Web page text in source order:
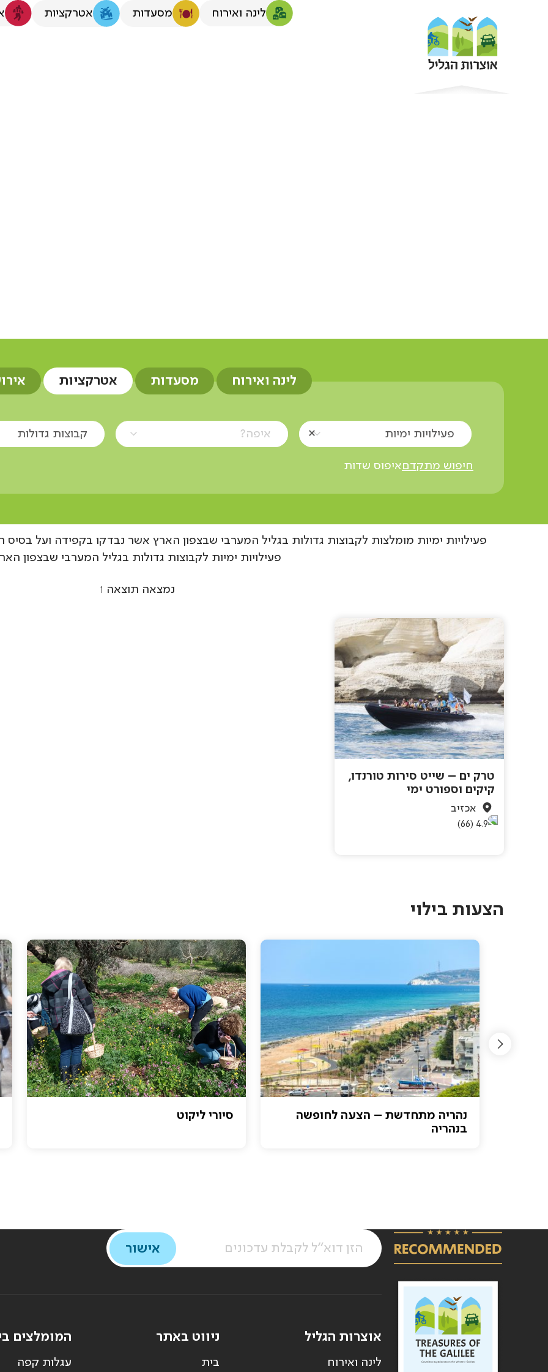
לינה ואירוח מסעדות אטרקציות
לינה ואירוח מסעדות אטרקציות
פעילויות ימיות איפה? קבוצות גדולות
חיפוש מתקדםאיפוס שדות
פעילויות ימיות מומלצות לקבוצות גדולות בגליל המערבי שבצפון הארץ אשר נבדקו בקפידה ועל
פעילויות ימיות לקבוצות גדולות בגליל המערבי שבצפון
נמצאה תוצאה 1
טרק ים – שייט סירות טורנדו,
קיקים וספורט ימי‏
אכזיב
4.9
(66)
הצעות בילוי
נהריה מתחדשת – הצעה לחופשה
בנהריה
סיורי ליקוט
אוצרות הגליל
לינה ואירוח
ניווט באתר
בית
המומלצים
עגלות קפה